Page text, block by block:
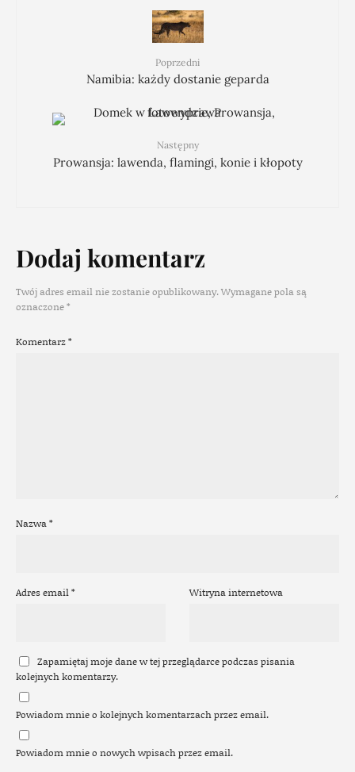
Poprzedni
Namibia: każdy dostanie geparda
Następny
Prowansja: lawenda, flamingi, konie i kłopoty
Dodaj komentarz
Twój adres email nie zostanie opublikowany.Wymagane pola są
oznaczone*
Komentarz*
Nazwa*
Adres email* Witryna internetowa
Zapamiętaj moje dane w tej przeglądarce podczas pisania
kolejnych komentarzy.
Powiadom mnie o kolejnych komentarzach przez email.
Powiadom mnie o nowych wpisach przez email.